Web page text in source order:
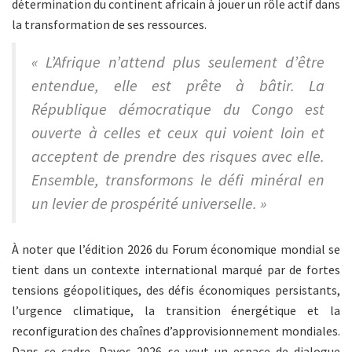
détermination du continent africain à jouer un rôle actif dans
la transformation de ses ressources.
« L’Afrique n’attend plus seulement d’être
entendue, elle est prête à bâtir. La
République démocratique du Congo est
ouverte à celles et ceux qui voient loin et
acceptent de prendre des risques avec elle.
Ensemble, transformons le défi minéral en
un levier de prospérité universelle. »
À noter que l’édition 2026 du Forum économique mondial se
tient dans un contexte international marqué par de fortes
tensions géopolitiques, des défis économiques persistants,
l’urgence climatique, la transition énergétique et la
reconfiguration des chaînes d’approvisionnement mondiales.